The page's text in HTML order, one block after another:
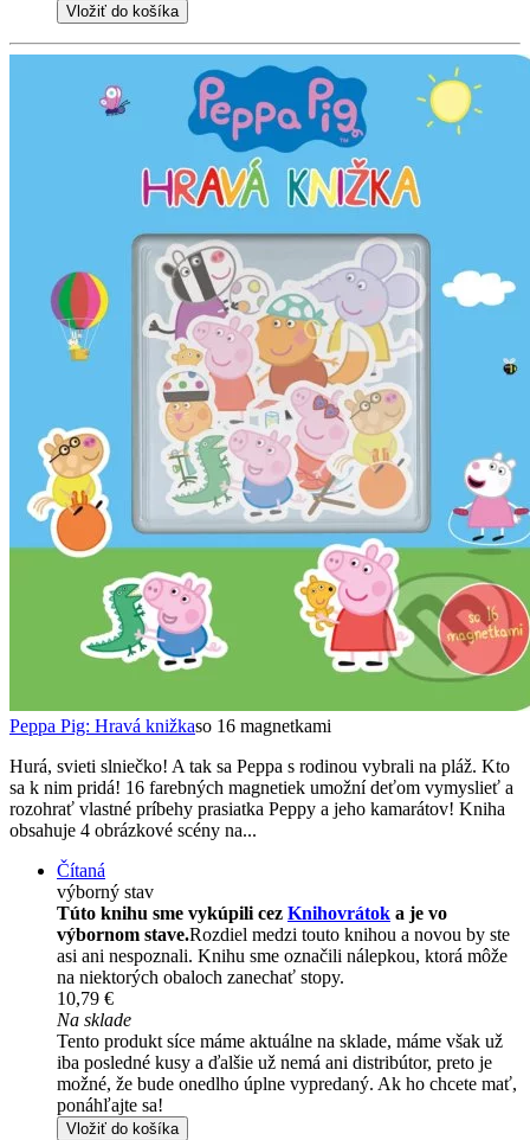
Vložiť do košíka
Peppa Pig: Hravá knižkaso 16 magnetkami
Hurá, svieti slniečko! A tak sa Peppa s rodinou vybrali na pláž. Kto
sa k nim pridá! 16 farebných magnetiek umožní deťom vymyslieť a
rozohrať vlastné príbehy prasiatka Peppy a jeho kamarátov! Kniha
obsahuje 4 obrázkové scény na...
Čítaná
výborný stav
Túto knihu sme vykúpili cez Knihovrátok a je vo
výbornom stave.Rozdiel medzi touto knihou a novou by ste
asi ani nespoznali. Knihu sme označili nálepkou, ktorá môže
na niektorých obaloch zanechať stopy.
10,79 €
Na sklade
Tento produkt síce máme aktuálne na sklade, máme však už
iba posledné kusy a ďalšie už nemá ani distribútor, preto je
možné, že bude onedlho úplne vypredaný. Ak ho chcete mať,
ponáhľajte sa!
Vložiť do košíka